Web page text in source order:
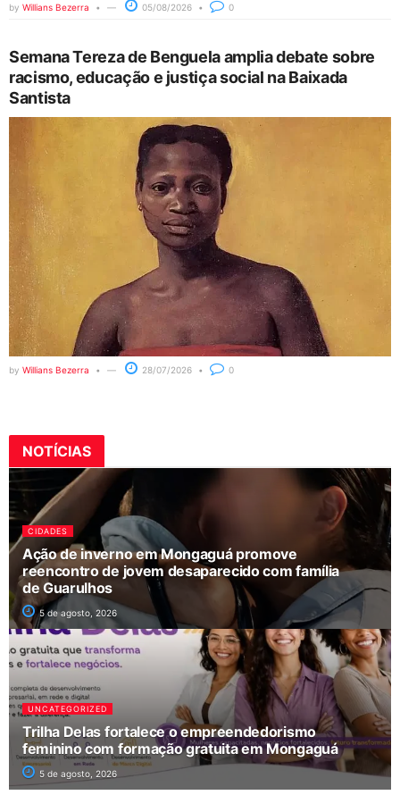
by Willians Bezerra 05/08/2026 0
Semana Tereza de Benguela amplia debate sobre
racismo, educação e justiça social na Baixada
Santista
by Willians Bezerra 28/07/2026 0
NOTÍCIAS
CIDADES
Ação de inverno em Mongaguá promove
reencontro de jovem desaparecido com família
de Guarulhos
5 de agosto, 2026
UNCATEGORIZED
Trilha Delas fortalece o empreendedorismo
feminino com formação gratuita em Mongaguá
5 de agosto, 2026